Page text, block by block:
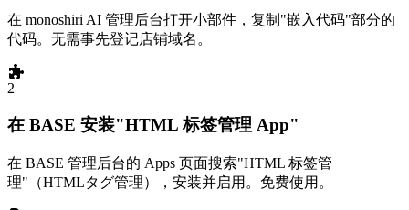
在 monoshiri AI 管理后台打开小部件，复制"嵌入代码"部分的
代码。无需事先登记店铺域名。
2
在 BASE 安装"HTML 标签管理 App"
在 BASE 管理后台的 Apps 页面搜索"HTML 标签管
理"（HTMLタグ管理），安装并启用。免费使用。